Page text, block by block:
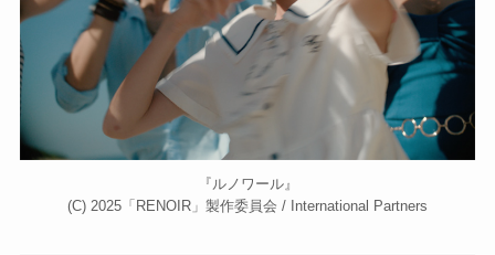
『ルノワール』
(C) 2025「RENOIR」製作委員会 / International Partners